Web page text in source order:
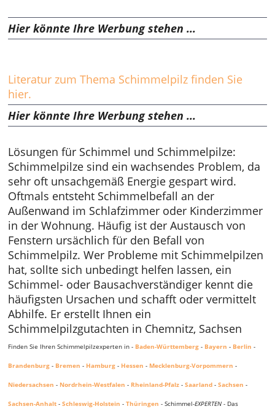
Hier könnte Ihre Werbung stehen ...
Literatur zum Thema Schimmelpilz finden Sie
hier.
Hier könnte Ihre Werbung stehen ...
Lösungen für Schimmel und Schimmelpilze:
Schimmelpilze sind ein wachsendes Problem, da
sehr oft unsachgemäß Energie gespart wird.
Oftmals entsteht Schimmelbefall an der
Außenwand im Schlafzimmer oder Kinderzimmer
in der Wohnung. Häufig ist der Austausch von
Fenstern ursächlich für den Befall von
Schimmelpilz. Wer Probleme mit Schimmelpilzen
hat, sollte sich unbedingt helfen lassen, ein
Schimmel- oder Bausachverständiger kennt die
häufigsten Ursachen und schafft oder vermittelt
Abhilfe. Er erstellt Ihnen ein
Schimmelpilzgutachten in Chemnitz, Sachsen
Finden Sie Ihren Schimmelpilzexperten in - Baden-Württemberg - Bayern - Berlin -
Brandenburg - Bremen - Hamburg - Hessen - Mecklenburg-Vorpommern -
Niedersachsen - Nordrhein-Westfalen - Rheinland-Pfalz -Saarland -Sachsen -
Sachsen-Anhalt -Schleswig-Holstein -Thüringen - Schimmel-EXPERTEN - Das